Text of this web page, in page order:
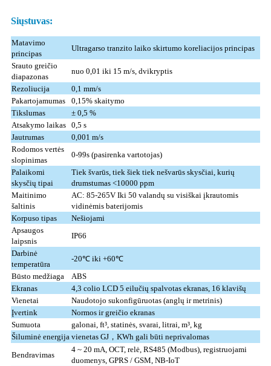
Siųstuvas:
Matavimo
principas
Ultragarso tranzito laiko skirtumo koreliacijos principas
Srauto greičio
diapazonas
nuo 0,01 iki 15 m/s, dvikryptis
Rezoliucija
0,1 mm/s
Pakartojamumas
0,15% skaitymo
Tikslumas
± 0,5 %
Atsakymo laikas 0,5 s
Jautrumas
0,001 m/s
Rodomos vertės
slopinimas
0-99s (pasirenka vartotojas)
Palaikomi
skysčių tipai
Tiek švarūs, tiek šiek tiek nešvarūs skysčiai, kurių
drumstumas <10000 ppm
Maitinimo
šaltinis
AC: 85-265V Iki 50 valandų su visiškai įkrautomis
vidinėmis baterijomis
Korpuso tipas
Nešiojami
Apsaugos
laipsnis
IP66
Darbinė
temperatūra
-20℃ iki +60℃
Būsto medžiaga
ABS
Ekranas
4,3 colio LCD 5 eilučių spalvotas ekranas, 16 klavišų
Vienetai
Naudotojo sukonfigūruotas (anglų ir metrinis)
Įvertink
Normos ir greičio ekranas
Sumuota
galonai, ft³, statinės, svarai, litrai, m³, kg
Šiluminė energija vienetas GJ，KWh gali būti neprivalomas
Bendravimas
4 ~ 20 mA, OCT, relė, RS485 (Modbus), registruojami
duomenys, GPRS / GSM, NB-IoT